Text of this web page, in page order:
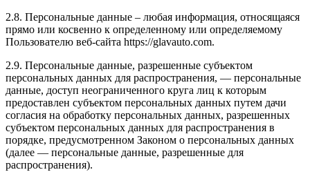
2.8. Персональные данные – любая информация, относящаяся
прямо или косвенно к определенному или определяемому
Пользователю веб-сайта https://glavauto.com.
2.9. Персональные данные, разрешенные субъектом
персональных данных для распространения, — персональные
данные, доступ неограниченного круга лиц к которым
предоставлен субъектом персональных данных путем дачи
согласия на обработку персональных данных, разрешенных
субъектом персональных данных для распространения в
порядке, предусмотренном Законом о персональных данных
(далее — персональные данные, разрешенные для
распространения).